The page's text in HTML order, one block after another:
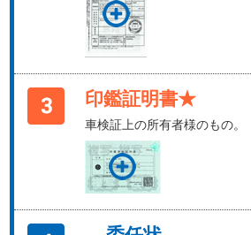
印鑑証明書★
車検証上の所有者様のもの。